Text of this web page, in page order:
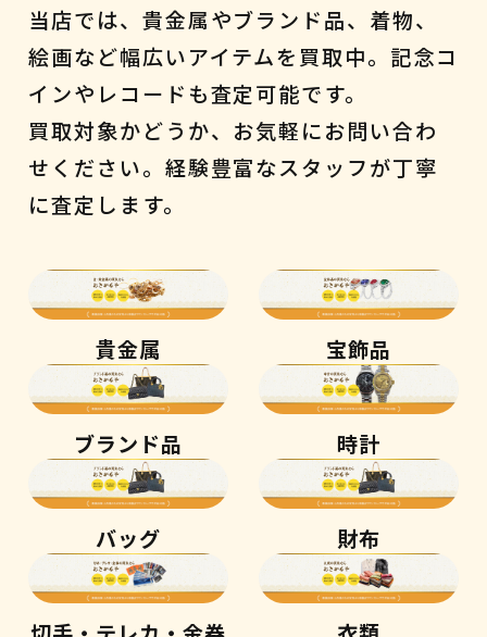
当店では、貴金属やブランド品、着物、
絵画など幅広いアイテムを買取中。記念コ
インやレコードも査定可能です。
買取対象かどうか、お気軽にお問い合わ
せください。経験豊富なスタッフが丁寧
に査定します。
貴金属 宝飾品
ブランド品 時計
バッグ 財布